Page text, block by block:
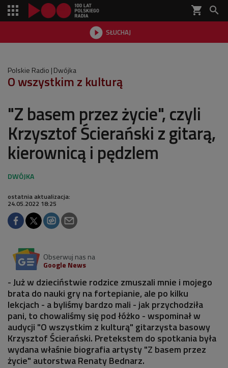
shopping_cart 
 SŁUCHAJ

Polskie Radio Dwójka
O wszystkim z kulturą
"Z basem przez życie", czyli
Krzysztof Ścierański z gitarą,
kierownicą i pędzlem
ostatnia aktualizacja:
24.05.2022 18:25
Obserwuj nas na
Google News
- Już w dzieciństwie rodzice zmuszali mnie i mojego
brata do nauki gry na fortepianie, ale po kilku
lekcjach - a byliśmy bardzo mali - jak przychodziła
pani, to chowaliśmy się pod łóżko - wspominał w
audycji "O wszystkim z kulturą" gitarzysta basowy
Krzysztof Ścierański. Pretekstem do spotkania była
wydana właśnie biografia artysty "Z basem przez
życie" autorstwa Renaty Bednarz.